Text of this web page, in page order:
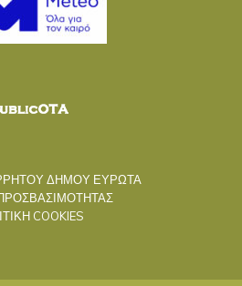
ΔΗΜΟΥ ΕΥΡΩΤΑ
COOKIES